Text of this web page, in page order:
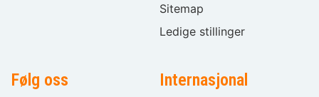
Sitemap
Ledige stillinger
Følg oss Internasjonal